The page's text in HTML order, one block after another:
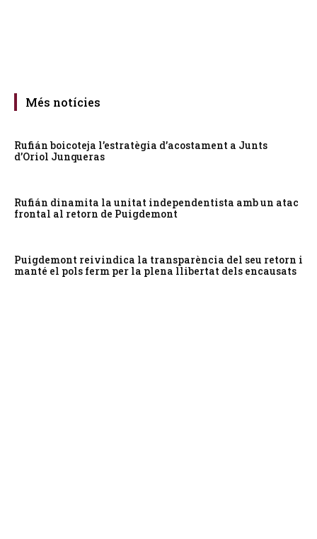
Més notícies
Rufián boicoteja l’estratègia d’acostament a Junts
d’Oriol Junqueras
Rufián dinamita la unitat independentista amb un atac
frontal al retorn de Puigdemont
Puigdemont reivindica la transparència del seu retorn i
manté el pols ferm per la plena llibertat dels encausats